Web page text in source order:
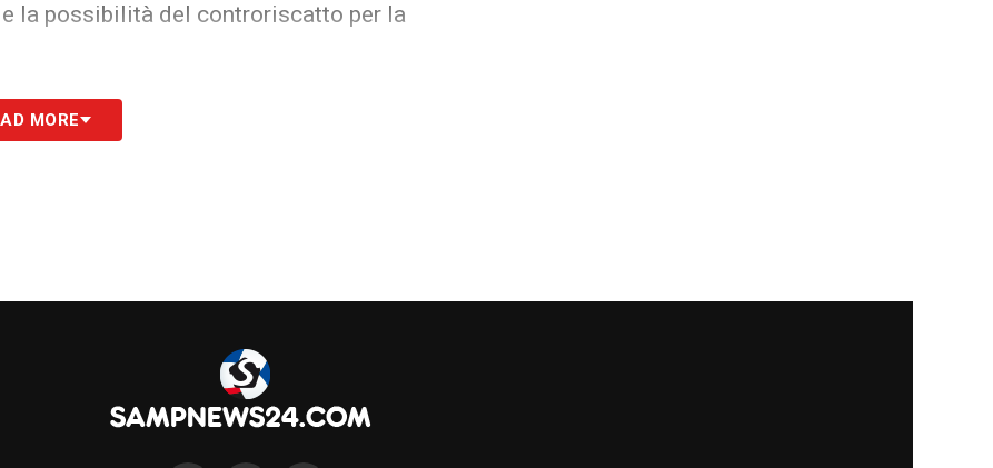
la possibilità del controriscatto per la
MORE